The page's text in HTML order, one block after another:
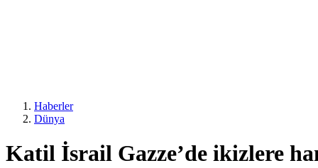
Haberler
Dünya
Katil İsrail Gazze’de ikizlere